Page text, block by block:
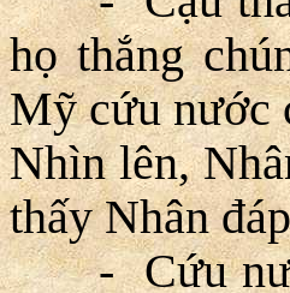
họ thắng
Mỹ cứu nước
Nhìn lên,
thấy Nhân
- Cứu nước